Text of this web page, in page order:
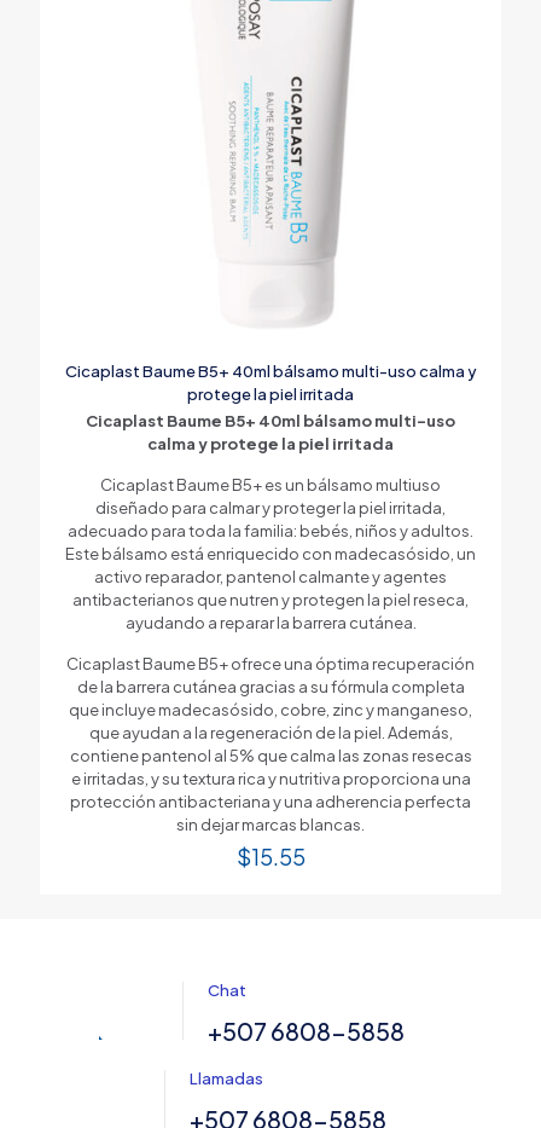
Cicaplast Baume B5+ 40ml bálsamo multi-uso calma y
protege la piel irritada
Cicaplast Baume B5+ 40ml bálsamo multi-uso
calma y protege la piel irritada
Cicaplast Baume B5+ es un bálsamo multiuso
diseñado para calmar y proteger la piel irritada,
adecuado para toda la familia: bebés, niños y adultos.
Este bálsamo está enriquecido con madecasósido, un
activo reparador, pantenol calmante y agentes
antibacterianos que nutren y protegen la piel reseca,
ayudando a reparar la barrera cutánea.
Cicaplast Baume B5+ ofrece una óptima recuperación
de la barrera cutánea gracias a su fórmula completa
que incluye madecasósido, cobre, zinc y manganeso,
que ayudan a la regeneración de la piel. Además,
contiene pantenol al 5% que calma las zonas resecas
e irritadas, y su textura rica y nutritiva proporciona una
protección antibacteriana y una adherencia perfecta
sin dejar marcas blancas.
$15.55
Chat
+507 6808-5858
Llamadas
+507 6808-5858